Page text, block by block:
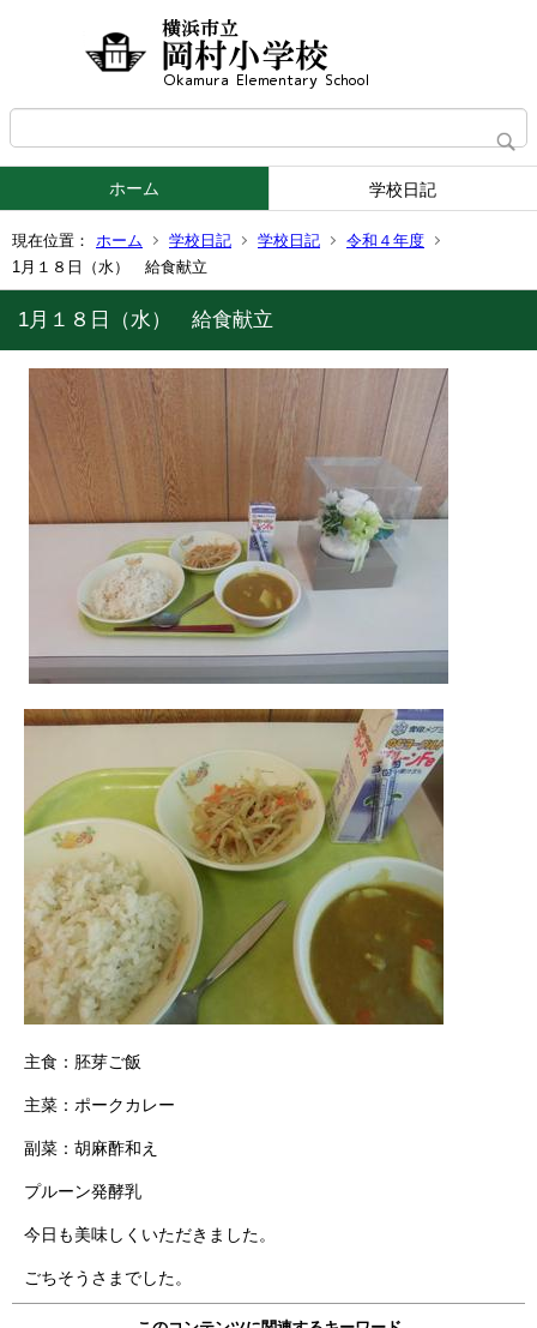
ホーム 学校日記
現在位置： ホーム 学校日記 学校日記
令和４年度
1月１８日（水） 給食献立
1月１８日（水） 給食献立
主食：胚芽ご飯
主菜：ポークカレー
副菜：胡麻酢和え
プルーン発酵乳
今日も美味しくいただきました。
ごちそうさまでした。